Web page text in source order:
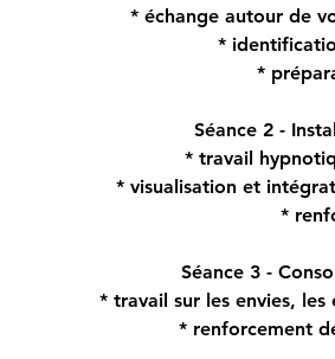
* échange autour de
*
*
Séance 2 -
* travail
* visualisation et
*
Séance 3 -
* travail sur les envies,
* renforcement